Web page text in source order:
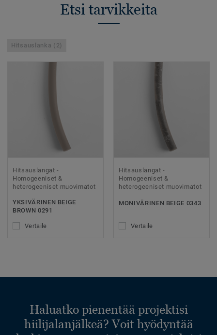
Etsi tarvikkeita
Hitsauslanka (2)
Hitsauslangat -
Homogeeniset &
heterogeeniset muovimatot
YKSIVÄRINEN BEIGE
BROWN 0291
Vertaile
Hitsauslangat -
Homogeeniset &
heterogeeniset muovimatot
MONIVÄRINEN BEIGE 0343
Vertaile
Haluatko pienentää projektisi
hiilijalanjälkeä? Voit hyödyntää